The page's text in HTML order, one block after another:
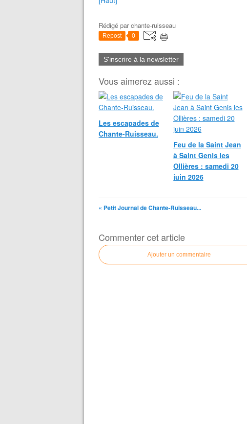
Rédigé parchante-ruisseau
Repost 0
S'inscrire à la newsletter
Vous aimerez aussi :
Les escapades de
Chante-Ruisseau.
Feu de la Saint Jean
à Saint Genis les
Ollières : samedi 20
juin 2026
« Petit Journal de Chante-Ruisseau...
Commenter cet article
Ajouter un commentaire